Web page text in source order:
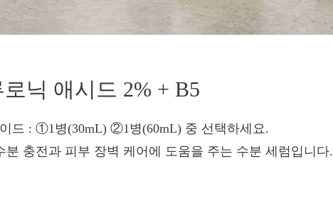
닉 애시드 2% + B5
드 : ①1병(30mL) ②1병(60mL) 중 선택하세요.
분 충전과 피부 장벽 케어에 도움을 주는 수분 세럼입니다.